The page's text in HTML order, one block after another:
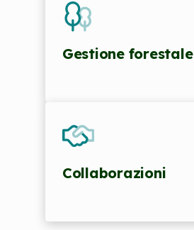
Gestione forestale
Collaborazioni